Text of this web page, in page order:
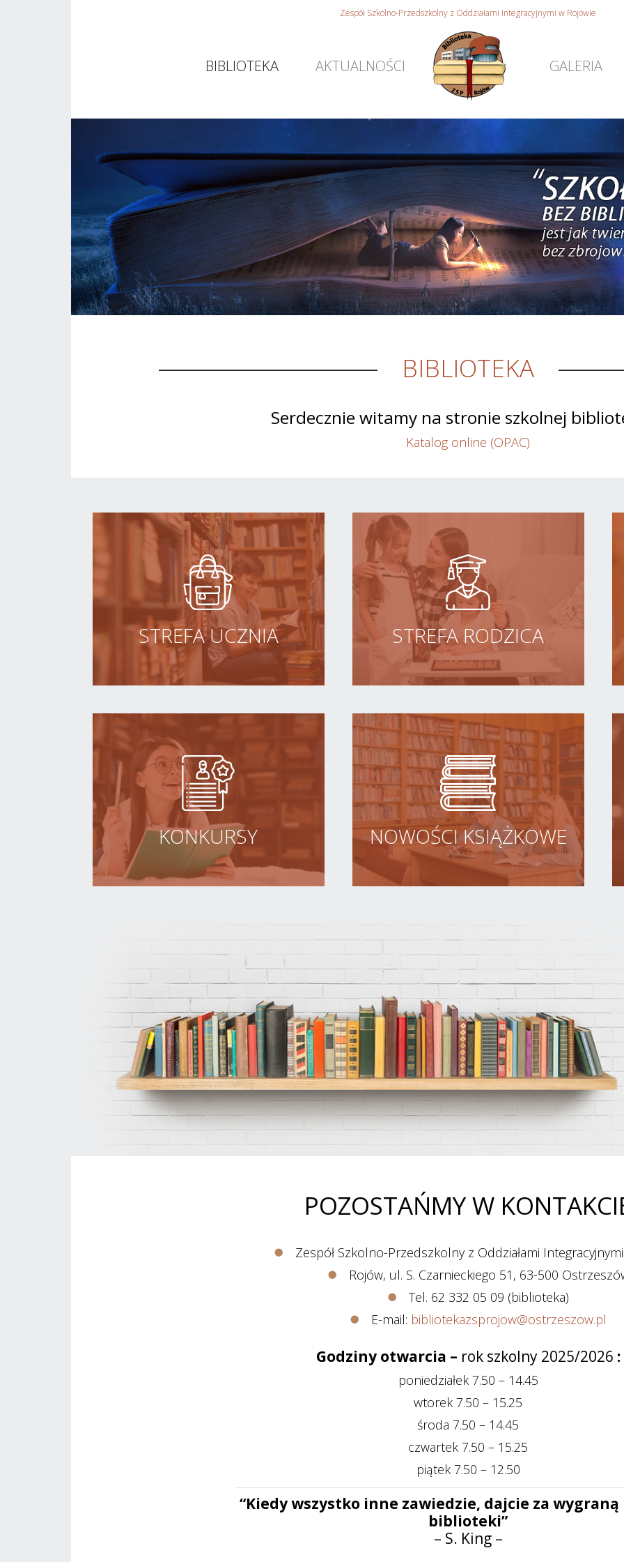
Zespół Szkolno-Przedszkolny z Oddziałami Integracyjnymi w Rojowie
BIBLIOTEKA AKTUALNOŚCI GALERIA
BIBLIOTEKA
Serdecznie witamy na stronie szkolnej
Katalog online (OPAC)
STREFA UCZNIA STREFA RODZICA
KONKURSY NOWOŚCI KSIĄŻKOWE
POZOSTAŃMY W
Zespół Szkolno-Przedszkolny z Oddziałami
Rojów, ul. S. Czarnieckiego 51, 63-500
Tel. 62 332 05 09 (biblioteka)
E-mail: bibliotekazsprojow@ostrzeszow.pl
Godziny otwarcia – rok szkolny 2025/2026 :
poniedziałek 7.50 – 14.45
wtorek 7.50 – 15.25
środa 7.50 – 14.45
czwartek 7.50 – 15.25
piątek 7.50 – 12.50
“Kiedy wszystko inne zawiedzie, dajcie za wygraną
biblioteki”
– S. King –